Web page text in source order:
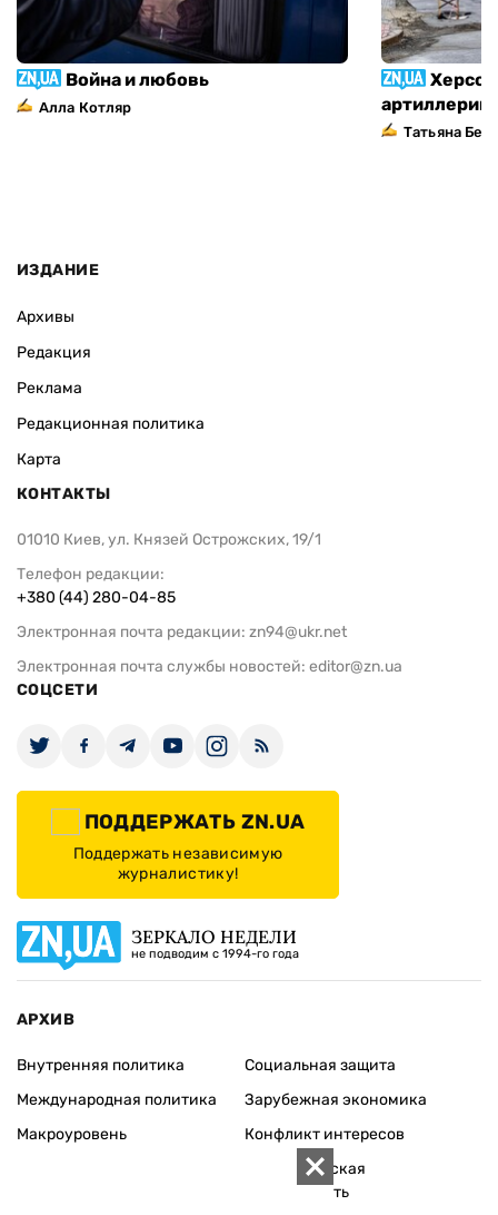
Война и любовь
Алла Котляр
Татьяна
ИЗДАНИЕ
Архивы
Редакция
Реклама
Редакционная политика
Карта
КОНТАКТЫ
01010 Киев, ул. Князей Острожских, 19/1
Телефон редакции:
+380 (44) 280-04-85
Электронная почта редакции: zn94@ukr.net
Электронная почта службы новостей: editor@zn.ua
СОЦСЕТИ
ПОДДЕРЖАТЬ ZN.UA
Поддержать независимую
журналистику!
ЗЕРКАЛО НЕДЕЛИ
не подводим с 1994-го года
АРХИВ
Внутренняя политика
Международная политика
Макроуровень
Социальная защита
Зарубежная экономика
Конфликт интересов
Экономическая
безопасность